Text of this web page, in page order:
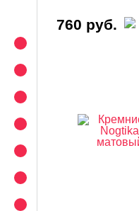
760 руб.